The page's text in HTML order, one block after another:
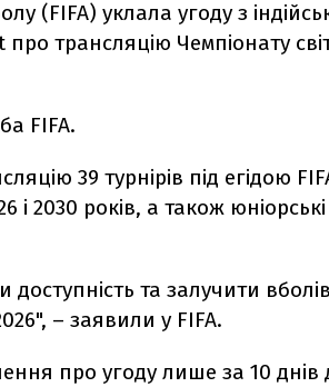
(FIFA) уклала угоду з
трансляцію Чемпіонату
FIFA.
39 турнірів під егідою
і 2030 років, а також юніорські
та залучити
– заявили у FIFA.
про угоду лише за 10 днів